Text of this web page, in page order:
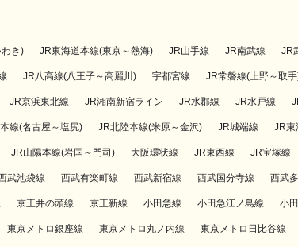
き) JR東海道本線(東京～熱海) JR山手線 JR南武線 JR
JR八高線(八王子～高麗川) 宇都宮線 JR常磐線(上野～取
JR京浜東北線 JR湘南新宿ライン JR水郡線 JR水戸線
線(名古屋～塩尻) JR北陸本線(米原～金沢) JR城端線 JR東
JR山陽本線(岩国～門司) 大阪環状線 JR東西線 JR宝塚線
武池袋線 西武有楽町線 西武新宿線 西武国分寺線 西武
京王井の頭線 京王新線 小田急線 小田急江ノ島線 小
東京メトロ銀座線 東京メトロ丸ノ内線 東京メトロ日比谷線